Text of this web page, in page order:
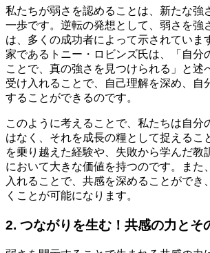
私たちが弱さを認めることは、新たな強
一歩です。逆転の発想として、弱さを強
は、多くの成功者によって示されていま
家であるトニー・ロビンズ氏は、「自分
ことで、真の強さを見つけられる」と述
受け入れることで、自己理解を深め、自
することができるのです。
このように考えることで、私たちは自分
はなく、それを成長の糧として捉えるこ
を乗り越えた経験や、失敗から学んだ教
において大きな価値を持つのです。また
入れることで、共感を深めることができ
くことが可能になります。
2. つながりを生む！共感の力とそ